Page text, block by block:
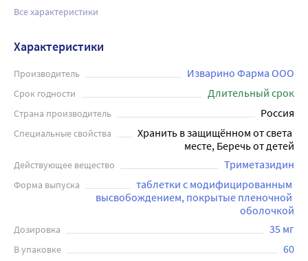
Все характеристики
Характеристики
Производитель Изварино Фарма ООО
Срок годности Длительный срок
Страна производитель Россия
Специальные свойства
Хранить в защищённом от света
месте, Беречь от детей
Действующее вещество Триметазидин
Форма выпуска
таблетки с модифицированным
высвобождением, покрытые пленочной
оболочкой
Дозировка 35 мг
В упаковке 60